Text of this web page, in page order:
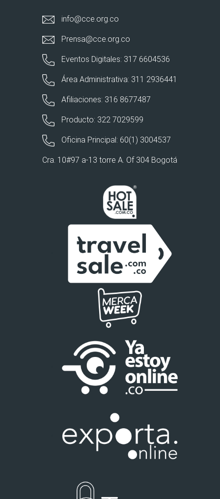
info@cce.org.co
Prensa@cce.org.co
Eventos Digitales: 317 6604536
Área Administrativa: 311 2936441
Afiliaciones: 316 8677487
Producto: 322 7029599
Oficina Principal: 60(1) 3004537
Cra. 10#97 a-13 torre A. Of 304 Bogotá